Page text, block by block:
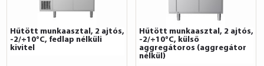
Hűtött munkaasztal, 2 ajtós,
-2/+10°C, fedlap nélküli
kivitel
Hűtött munkaasztal, 2 ajtós,
-2/+10°C, külső
aggregátoros (aggregátor
nélkül)